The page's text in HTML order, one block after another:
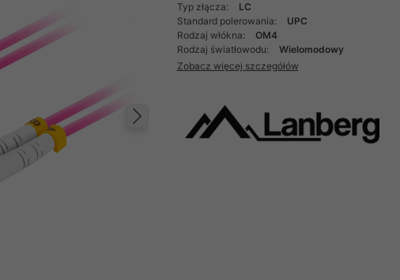
Następny
Typ złącza:
LC
Standard polerowania:
UPC
Rodzaj włókna:
OM4
Rodzaj światłowodu:
Wielomodowy
Zobacz więcej szczegółów